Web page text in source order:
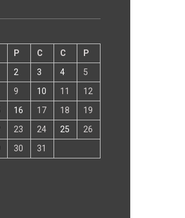
P C C
P
2 3 4
5
9 10 11
12
16 17 18
19
23 24 25
26
30 31